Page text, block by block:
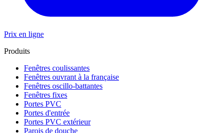
Prix en ligne
Produits
Fenêtres coulissantes
Fenêtres ouvrant à la française
Fenêtres oscillo-battantes
Fenêtres fixes
Portes PVC
Portes d'entrée
Portes PVC extérieur
Parois de douche